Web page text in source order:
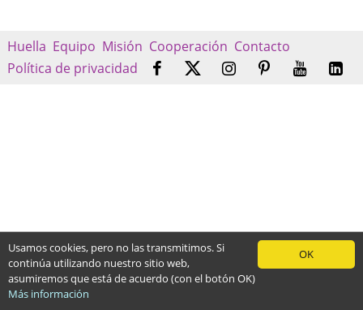
Huella Equipo Misión Cooperación Contacto
Política de privacidad
OK
Usamos cookies, pero no las transmitimos. Si
continúa utilizando nuestro sitio web,
asumiremos que está de acuerdo (con el botón OK)
Más información